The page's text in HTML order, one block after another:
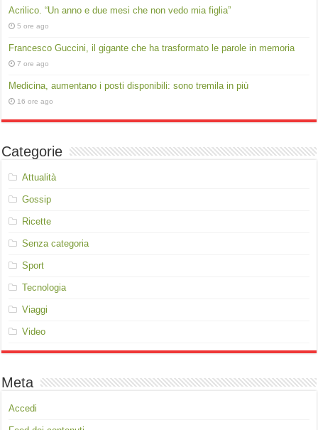
Acrilico. “Un anno e due mesi che non vedo mia figlia”
5 ore ago
Francesco Guccini, il gigante che ha trasformato le parole in memoria
7 ore ago
Medicina, aumentano i posti disponibili: sono tremila in più
16 ore ago
Categorie
Attualità
Gossip
Ricette
Senza categoria
Sport
Tecnologia
Viaggi
Video
Meta
Accedi